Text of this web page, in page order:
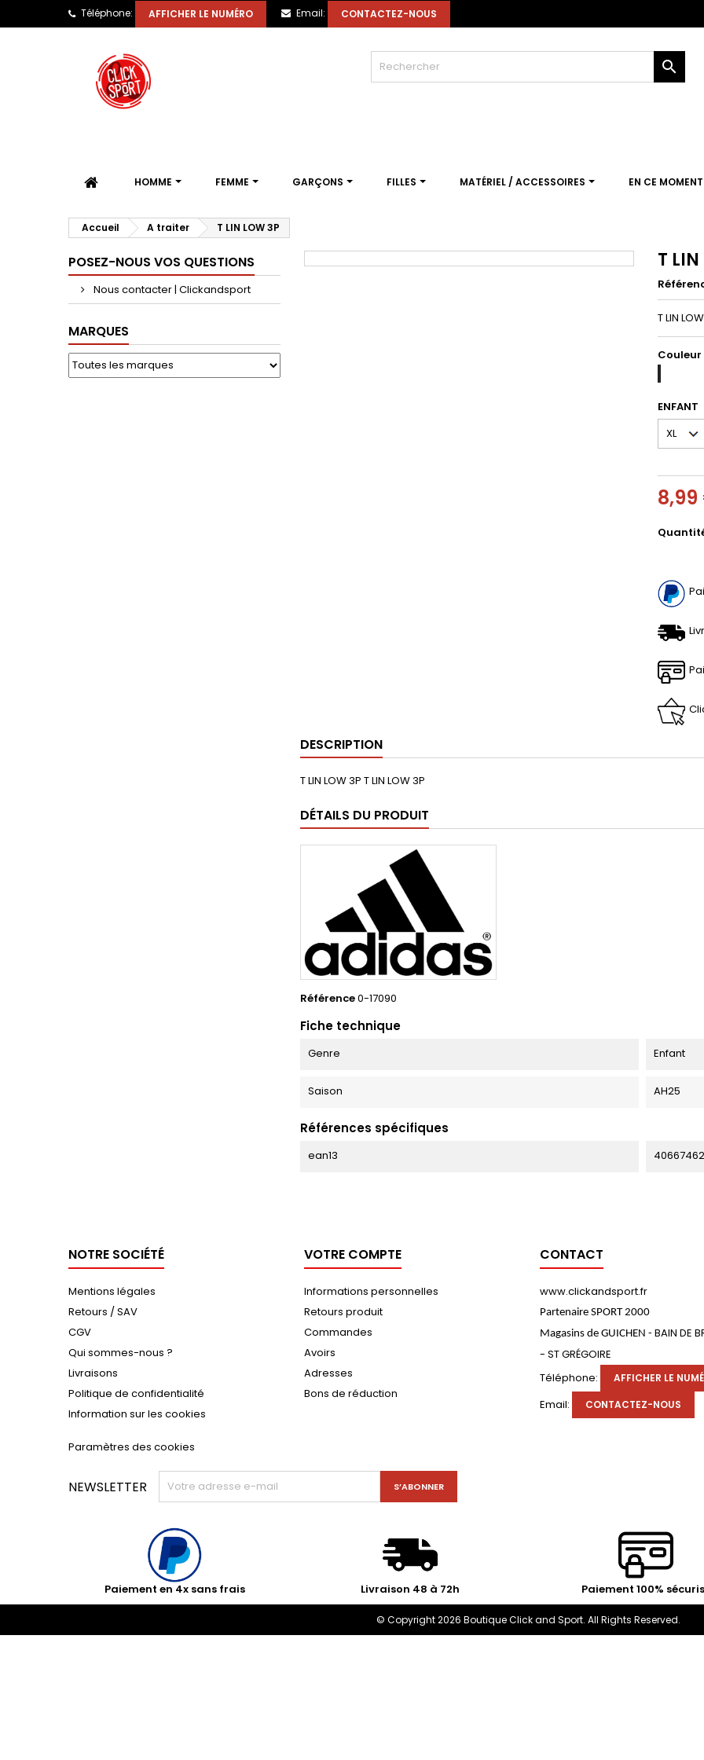
Téléphone: AFFICHER LE NUMÉRO Email: CONTACTEZ-NOUS

HOMME FEMME GARÇONS FILLES MATÉRIEL / ACCESSOIRES EN CE MOMENT
Accueil A traiter T LIN LOW 3P
POSEZ-NOUS VOS QUESTIONS
Nous contacter | Clickandsport
MARQUES
T
T LIN
Couleur
BLACK
ENFANT
DESCRIPTION
T LIN LOW 3P T LIN LOW 3P
DÉTAILS DU PRODUIT
Référence0-17090
Fiche technique
Genre Enfant
Saison AH25
Références spécifiques
ean13
NOTRE SOCIÉTÉ
Mentions légales
Retours / SAV
CGV
Qui sommes-nous ?
Livraisons
Politique de confidentialité
Information sur les cookies
VOTRE COMPTE
Informations personnelles
Retours produit
Commandes
Avoirs
Adresses
Bons de réduction
CONTACT
www.clickandsport.fr
Partenaire SPORT 2000
Magasins de GUICHEN - BAIN DE
- ST GRÉGOIRE
Téléphone:
AFFICHER LE
Email: CONTACTEZ-NOUS
Paramètres des cookies
NEWSLETTER
Paiement en 4x sans frais Livraison 48 à 72h Paiement 100%
© Copyright 2026 Boutique Click and Sport. All Rights Reserved.